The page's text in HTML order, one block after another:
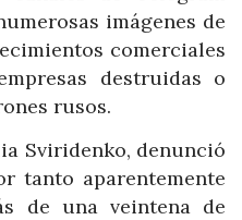
imágenes de
comerciales
destruidas o
rusos.
Sviridenko, denunció
tanto aparentemente
de una veintena de